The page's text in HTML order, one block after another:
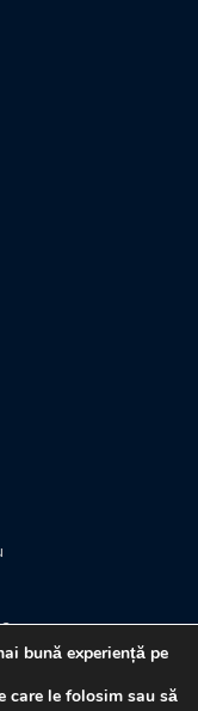
bună experiență pe
care le folosim sau să